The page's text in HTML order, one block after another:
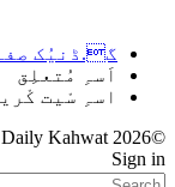
گ.ڈنیُک
اَسہِ مُتعلِق
اسہِ سْیت
©2026 Daily Kahwat - جميع الحقوق محفوظة.
Sign in